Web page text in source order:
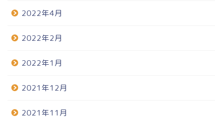
2022年4月
2022年2月
2022年1月
2021年12月
2021年11月